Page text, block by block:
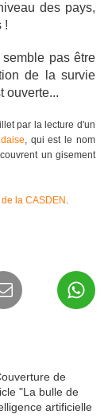
des pays,
!
pas être
de la survie
ouverte...
par la lecture d'un
, qui est le nom
un gisement
la CASDEN .